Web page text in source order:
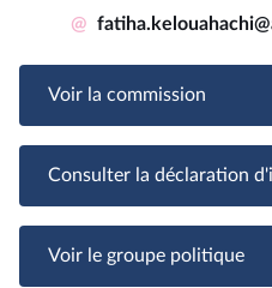
@
Voir la commission
Consulter la déclaration
Voir le groupe politique